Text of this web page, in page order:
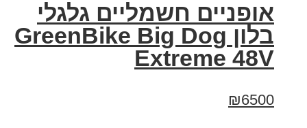
אופניים חשמליים גלגלי
בלון GreenBike Big Dog
Extreme 48V
₪6500